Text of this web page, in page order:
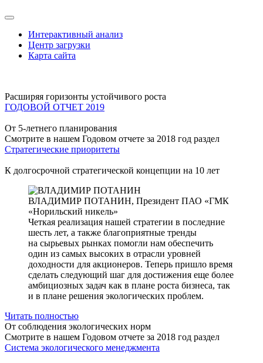
Интерактивный анализ
Центр загрузки
Карта сайта
Расширяя горизонты устойчивого роста
ГОДОВОЙ ОТЧЕТ 2019
От 5-летнего планирования
Смотрите в нашем Годовом отчете за 2018 год раздел
Стратегические приоритеты
К долгосрочной стратегической концепции на 10 лет
ВЛАДИМИР ПОТАНИН, Президент ПАО «ГМК
«Норильский никель»
Четкая реализация нашей стратегии в последние
шесть лет, а также благоприятные тренды
на сырьевых рынках помогли нам обеспечить
один из самых высоких в отрасли уровней
доходности для акционеров. Теперь пришло время
сделать следующий шаг для достижения еще более
амбициозных задач как в плане роста бизнеса, так
и в плане решения экологических проблем.
Читать полностью
От соблюдения экологических норм
Смотрите в нашем Годовом отчете за 2018 год раздел
Система экологического менеджмента